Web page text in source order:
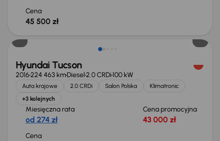
Cena
45 500 zł
Hyundai Tucson
2016224 463 kmDiesel2.0 CRDi100 kW
Auta krajowe 2.0 CRDi Salon Polska
Klimatronic
+3 kolejnych
Miesięczna rata
od 274 zł
Cena promocyjna
43 000 zł
Cena